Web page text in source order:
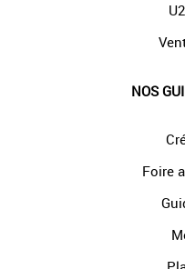
NOS
Foire